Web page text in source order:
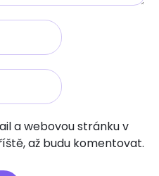
a webovou stránku v
až budu komentovat.